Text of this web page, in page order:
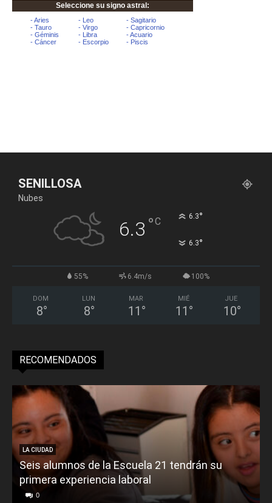
SENILLOSA
Nubes
6.3 °C 6.3°
6.3°
55% 6.4m/s 100%
DOM
8°
LUN
8°
MAR
11 °
MIÉ
11 °
JUE
10°
RECOMENDADOS
LA CIUDAD
Seis alumnos de la Escuela 21 tendrán su
primera experiencia laboral
0